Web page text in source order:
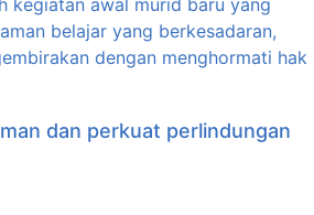
dan perkuat perlindungan